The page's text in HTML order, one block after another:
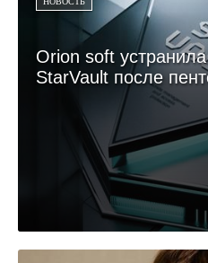
Orion soft
StarVault после